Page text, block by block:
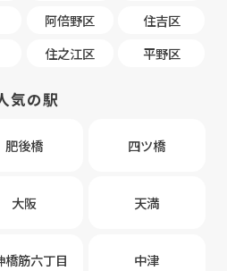
阿倍野区
住吉区
住之江区 平野区
気の駅
肥後橋 四ツ橋
大阪 天満
橋筋六丁目 中津